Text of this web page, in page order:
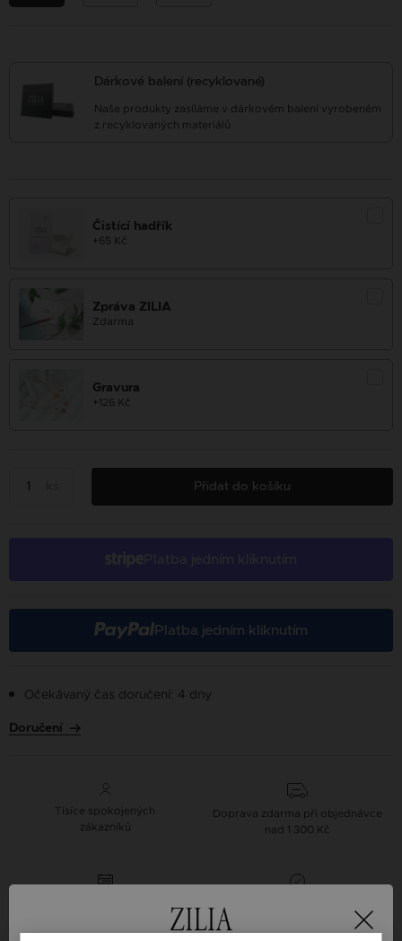
Dárkové balení (recyklované)
Naše produkty zasíláme v dárkovém balení vyrobeném
z recyklovaných materiálů
Čistící hadřík
+65 Kč
Zpráva ZILIA
Zdarma
Gravura
+126 Kč
Přidat do košíku
Platba jedním kliknutím
Očekávaný čas doručení: 4 dny
Doručení
Tisíce spokojených
zákazníků
Doprava zdarma při objednávce
nad 1 300 Kč